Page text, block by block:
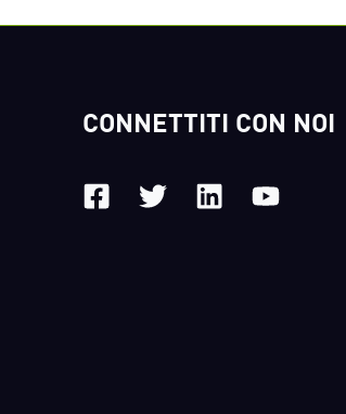
CONNETTITI CON NOI